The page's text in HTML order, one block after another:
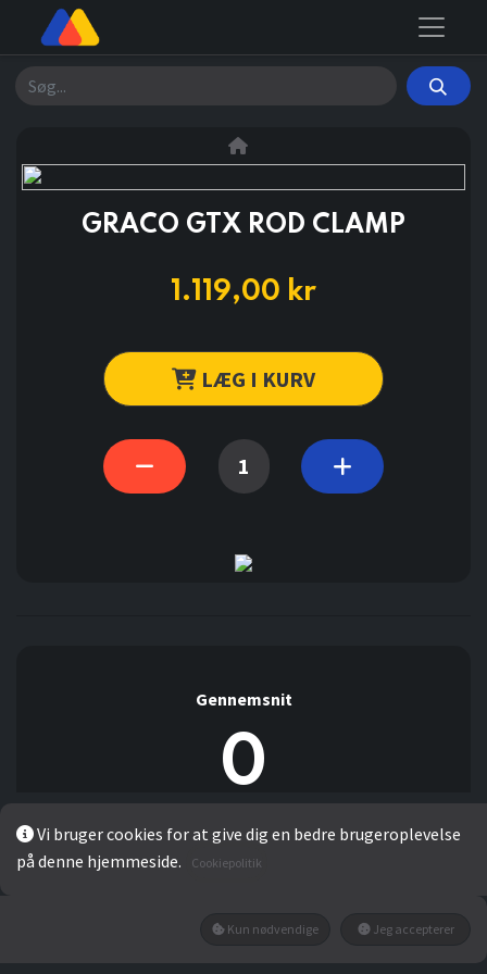
Søg
GRACO GTX ROD CLAMP
1.119,00 kr
LÆG I KURV
Gennemsnit
0
Der er ingen kommentarer indtil videre.
0%
Vi bruger cookies for at give dig en bedre brugeroplevelse
på denne hjemmeside.
Cookiepolitik
Kun nødvendige Jeg accepterer